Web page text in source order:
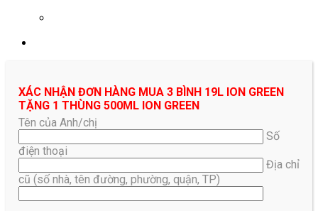
XÁC NHẬN ĐƠN HÀNG MUA 3 BÌNH 19L ION GREEN
TẶNG 1 THÙNG 500ML ION GREEN
Tên của Anh/chị
Số
điện thoại
Địa chỉ
cũ (số nhà, tên đường, phường, quận, TP)